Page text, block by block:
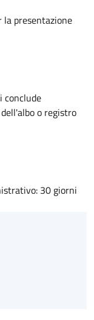
presentazione
conclude
o registro
30 giorni